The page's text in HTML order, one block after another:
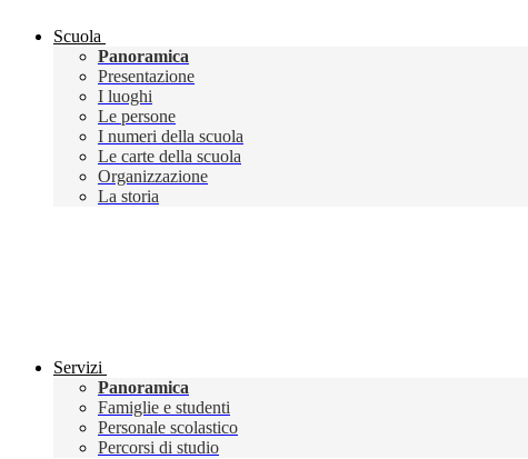
Scuola
Panoramica
Presentazione
I luoghi
Le persone
I numeri della scuola
Le carte della scuola
Organizzazione
La storia
Servizi
Panoramica
Famiglie e studenti
Personale scolastico
Percorsi di studio